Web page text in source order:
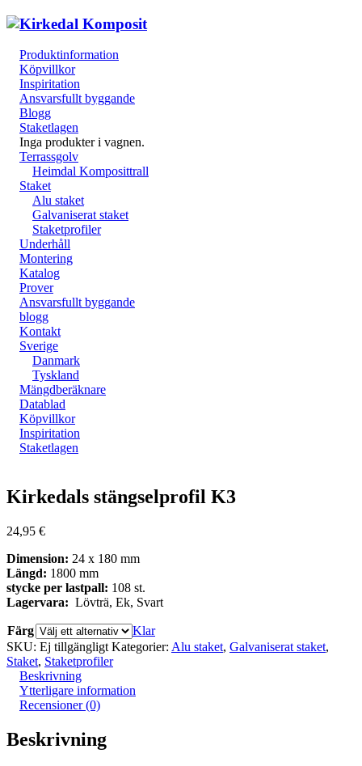
Produktinformation
Köpvillkor
Inspiritation
Ansvarsfullt byggande
Blogg
Staketlagen
Inga produkter i vagnen.
Terrassgolv
Heimdal Komposittrall
Staket
Alu staket
Galvaniserat staket
Staketprofiler
Underhåll
Montering
Katalog
Prover
Ansvarsfullt byggande
blogg
Kontakt
Sverige
Danmark
Tyskland
Mängdberäknare
Datablad
Köpvillkor
Inspiritation
Staketlagen
Kirkedals stängselprofil K3
24,95 €
Dimension: 24 x 180 mm
Längd: 1800 mm
stycke per lastpall: 108 st.
Lagervara: Lövträ, Ek, Svart
Färg
Klar
SKU: Ej tillgängligt Kategorier: Alu staket, Galvaniserat staket,
Staket, Staketprofiler
Beskrivning
Ytterligare information
Recensioner (0)
Beskrivning